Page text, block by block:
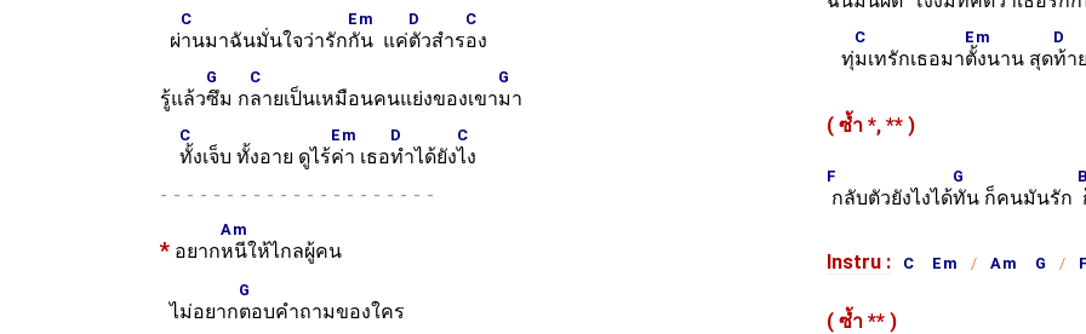
ผ่
C
านมาฉันมั่นใจว่ารัก
Em
กัน แค่
D
ตัวสำร
C
อง
รู้แล้ว
G
ซึม ก
C
ลายเป็นเหมือนคนแย่งของเขา
G
มา
C
ทั้งเจ็บ ทั้งอาย ดูไร้
Em
ค่า เธอ
D
ทำได้ยัง
C
ไง
-
* อยาก
Am
หนีให้ไกลผู้คน
ไม่อยาก
G
ตอบคำถามของใคร
ทุ่
C
มเทรักเธอมา
Em
ตั้งนาน สุด
D
ท้า
( ซ้ำ *, ** )
F
กลับตัวยังไงได้
G
ทัน ก็คนมันรัก
Instru : C Em Am G F
( ซ้ำ ** )